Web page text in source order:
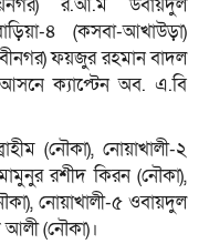
র.আ.ম উবায়দুল
৪ (কসবা-আখাউড়া)
ফয়জুর রহমান বাদল
আসনে ক্যাপ্টেন অব. এ.বি
(নৌকা), নোয়াখালী-২
রশীদ কিরন (নৌকা),
নোয়াখালী-৫ ওবায়দুল
আলী (নৌকা)।